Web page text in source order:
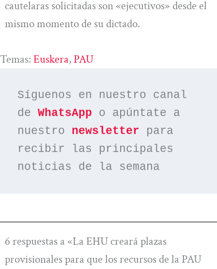
cautelaras solicitadas son «ejecutivos» desde el
mismo momento de su dictado.
Temas: Euskera, PAU
Síguenos en nuestro canal
de WhatsApp o apúntate a
nuestro newsletter para
recibir las principales
noticias de la semana
6 respuestas a «La EHU creará plazas
provisionales para que los recursos de la PAU